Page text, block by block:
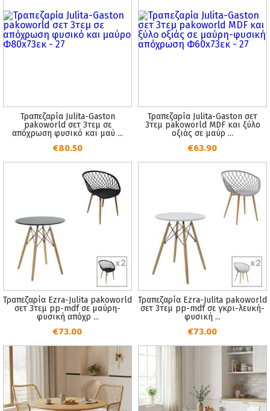
Τραπεζαρία Julita-Gaston
pakoworld σετ 3τεμ σε
απόχρωση φυσικό και μαύ ...
€80.50
Τραπεζαρία Julita-Gaston σετ
3τεμ pakoworld MDF και ξύλο
οξιάς σε μαύρ ...
€63.90
Τραπεζαρία Ezra-Julita pakoworld
σετ 3τεμ pp-mdf σε μαύρη-
φυσική απόχρ ...
€73.00
Τραπεζαρία Ezra-Julita pakoworld
σετ 3τεμ pp-mdf σε γκρι-λευκή-
φυσική ...
€73.00